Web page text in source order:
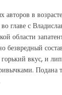
авторов в
главе с
области
безвредный
вкус, и
Подана